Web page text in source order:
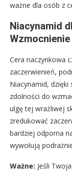
ważne dla osób z
Niacynamid
Cera naczynkowa
zaczerwienień,
Niacynamid, dzięki
zdolności do
ulgę tej wrażliwej
zredukować
bardziej odporna
wywołują
Ważne: Jeśli